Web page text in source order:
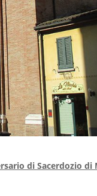
di Sacerdozio di